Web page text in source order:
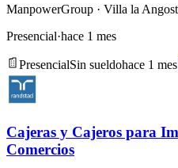
ManpowerGroup · Villa la
Presencial·hace 1 mes
PresencialSin sueldohace 1 mes
Cajeras y Cajeros para
Comercios